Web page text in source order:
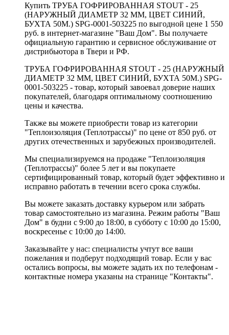
Купить ТРУБА ГОФРИРОВАННАЯ STOUT - 25
(НАРУЖНЫЙ ДИАМЕТР 32 ММ, ЦВЕТ СИНИЙ,
БУХТА 50М.) SPG-0001-503225 по выгодной цене 1 550
руб. в интернет-магазине "Ваш Дом". Вы получаете
официальную гарантию и сервисное обслуживание от
дистрибьютора в Твери и РФ.
ТРУБА ГОФРИРОВАННАЯ STOUT - 25 (НАРУЖНЫЙ
ДИАМЕТР 32 ММ, ЦВЕТ СИНИЙ, БУХТА 50М.) SPG-
0001-503225 - товар, который завоевал доверие наших
покупателей, благодаря оптимальному соотношению
цены и качества.
Также вы можете приобрести товар из категории
"Теплоизоляция (Теплотрассы)" по цене от 850 руб. от
других отечественных и зарубежных производителей.
Мы специализируемся на продаже "Теплоизоляция
(Теплотрассы)" более 5 лет и вы покупаете
сертифицированный товар, который будет эффективно и
исправно работать в течении всего срока службы.
Вы можете заказать доставку курьером или забрать
товар самостоятельно из магазина. Режим работы "Ваш
Дом" в будни с 9:00 до 18:00, в субботу с 10:00 до 15:00,
воскресенье с 10:00 до 14:00.
Заказывайте у нас: специалисты учтут все ваши
пожелания и подберут подходящий товар. Если у вас
остались вопросы, вы можете задать их по телефонам -
контактные номера указаны на странице "Контакты".